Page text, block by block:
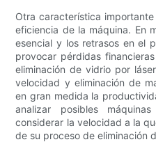
Otra característica
eficiencia de la máquina. En
esencial y los retrasos en el
provocar pérdidas
eliminación de vidrio por
velocidad y eliminación de
en gran medida la
analizar posibles
considerar la velocidad a la
de su proceso de eliminación